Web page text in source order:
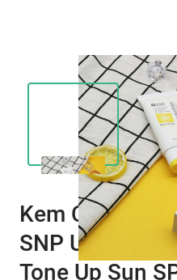
Kem Chống
SNP UV
Tone Up Sun